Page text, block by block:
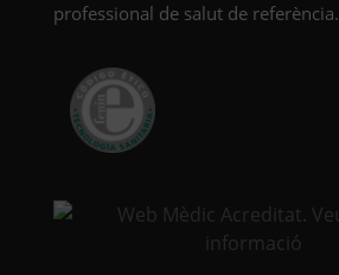
professional de salut de referència.